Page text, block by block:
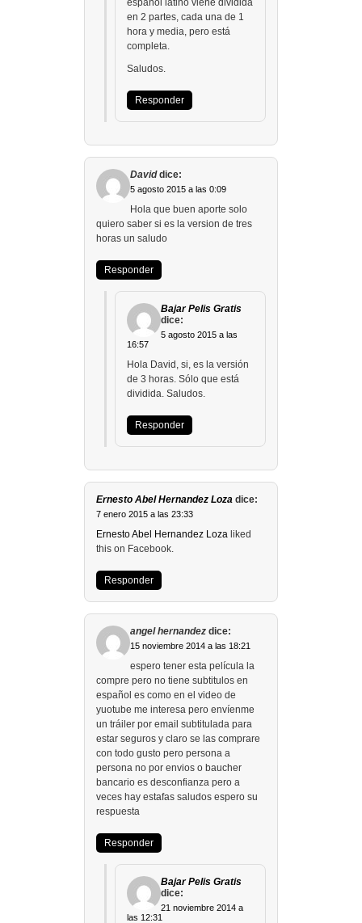
español latino viene dividida
en 2 partes, cada una de 1
hora y media, pero está
completa.
Saludos.
Responder
David dice:
5 agosto 2015 a las 0:09
Hola que buen aporte solo
quiero saber si es la version de tres
horas un saludo
Responder
Bajar Pelis Gratis
dice:
5 agosto 2015 a las
16:57
Hola David, si, es la versión
de 3 horas. Sólo que está
dividida. Saludos.
Responder
Ernesto Abel Hernandez Loza dice:
7 enero 2015 a las 23:33
Ernesto Abel Hernandez Loza liked
this on Facebook.
Responder
angel hernandez dice:
15 noviembre 2014 a las 18:21
espero tener esta película la
compre pero no tiene subtitulos en
español es como en el video de
yuotube me interesa pero envíenme
un tráiler por email subtitulada para
estar seguros y claro se las comprare
con todo gusto pero persona a
persona no por envios o baucher
bancario es desconfianza pero a
veces hay estafas saludos espero su
respuesta
Responder
Bajar Pelis Gratis
dice:
21 noviembre 2014 a
las 12:31